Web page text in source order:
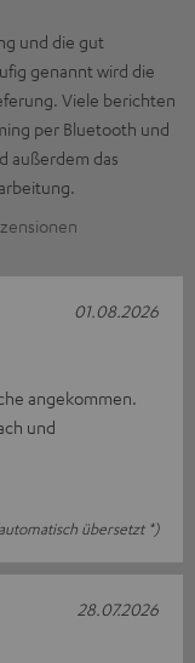
und die gut
genannt wird die
Viele berichten
per Bluetooth und
außerdem das
angekommen.
und
übersetzt *)
01.08.2026
28.07.2026